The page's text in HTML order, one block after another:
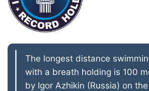
The longest distance
with a breath holding is 100
by Igor Azhikin (Russia) on